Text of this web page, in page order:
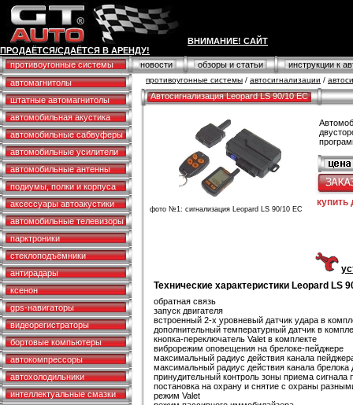
ВНИМАНИЕ! САЙТ
ПРОДАЁТСЯ/СДАЁТСЯ В АРЕНДУ!
противоугонные системы
новости обзоры и статьи
инструкции к
автомагнитолы
штатные автомагнитолы
автомобильная акустика
автомобильные сабвуферы
автомобильные усилители
автомобильные антенны
подиумы, полки и корпуса
аксессуары автоакустики
автомобильные телевизоры
парктроники
стеклоподъёмники
антирадары
ксенон
gps-навигаторы
видеорегистраторы
бортовые компьютеры
автокомпрессоры
автохолодильники
интеллектуальные смазки
противоугонные системы / автосигнализации /
Автосигнализация Leopard LS 90/10 EC
фото №1: сигнализация Leopard LS 90/10 EC
купить
Технические характеристики Leopard LS
обратная связь
запуск двигателя
встроенный 2-х уровневый датчик удара в
дополнительный температурный датчик в
кнопка-переключатель Valet в комплекте
виброрежим оповещения на брелоке-пейджере
максимальный радиус действия канала
максимальный радиус действия канала брелока
принудительный контроль зоны приема сигнала
постановка на охрану и снятие с охраны
режим Valet